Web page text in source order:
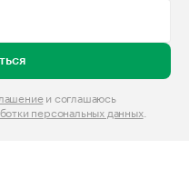
и соглашаюсь
персональных данных.